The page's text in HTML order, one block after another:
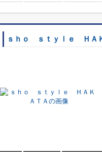
ｓｈｏ ｓｔｙｌｅ ＨＡ